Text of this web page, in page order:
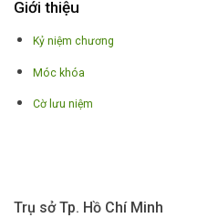
Giới thiệu
Kỷ niệm chương
Móc khóa
Cờ lưu niệm
Trụ sở Tp. Hồ Chí Minh